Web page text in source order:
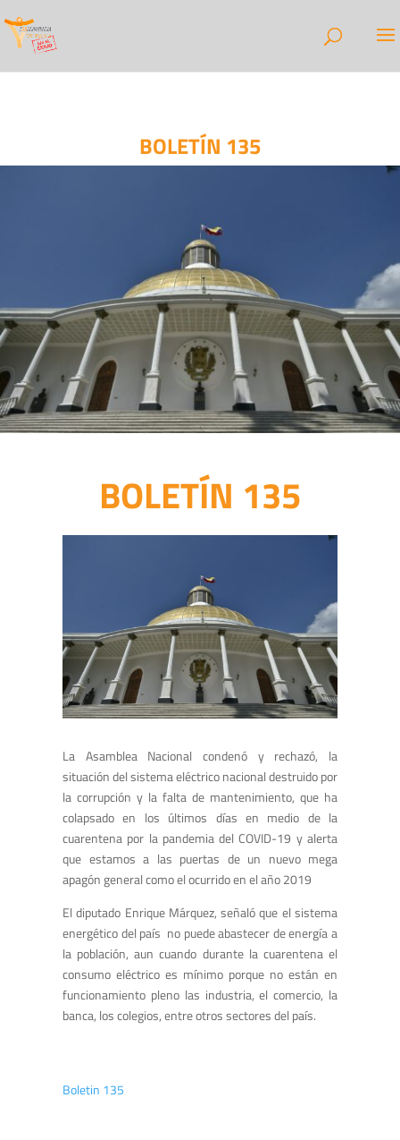
BOLETÍN 135
BOLETÍN 135
La Asamblea Nacional condenó y rechazó, la
situación del sistema eléctrico nacional destruido por
la corrupción y la falta de mantenimiento, que ha
colapsado en los últimos días en medio de la
cuarentena por la pandemia del COVID-19 y alerta
que estamos a las puertas de un nuevo mega
apagón general como el ocurrido en el año 2019
El diputado Enrique Márquez, señaló que el sistema
energético del país no puede abastecer de energía a
la población, aun cuando durante la cuarentena el
consumo eléctrico es mínimo porque no están en
funcionamiento pleno las industria, el comercio, la
banca, los colegios, entre otros sectores del país.
Boletin 135